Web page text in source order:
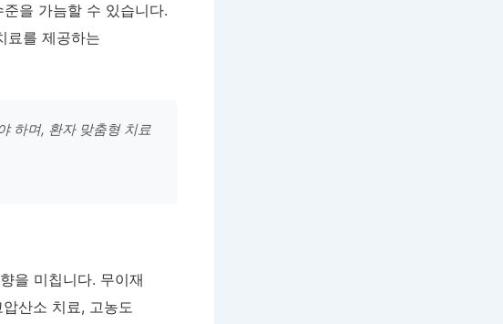
을 가늠할 수 있습니다.
료를 제공하는
하며, 환자 맞춤형 치료
을 미칩니다. 무이재
산소 치료, 고농도